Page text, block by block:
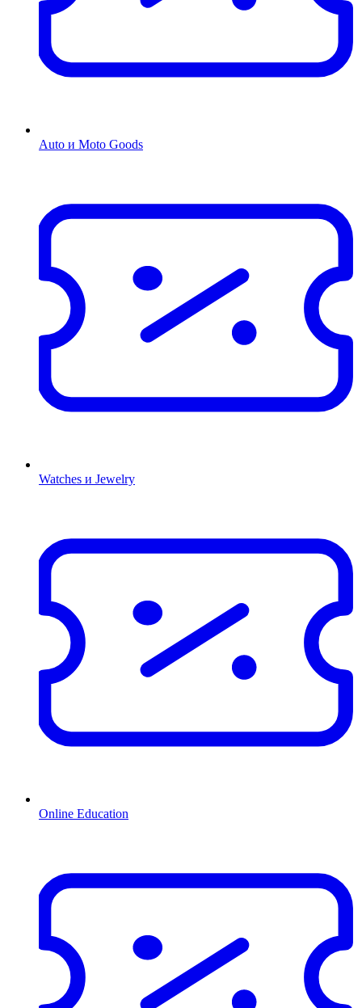
Auto и Moto Goods
Watches и Jewelry
Online Education